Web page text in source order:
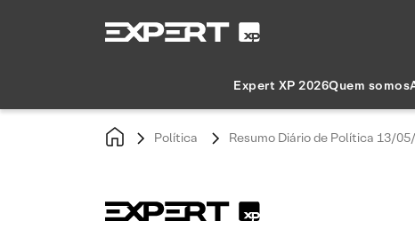
Expert XP 2026Quem somos
Política Resumo Diário de Política 13/